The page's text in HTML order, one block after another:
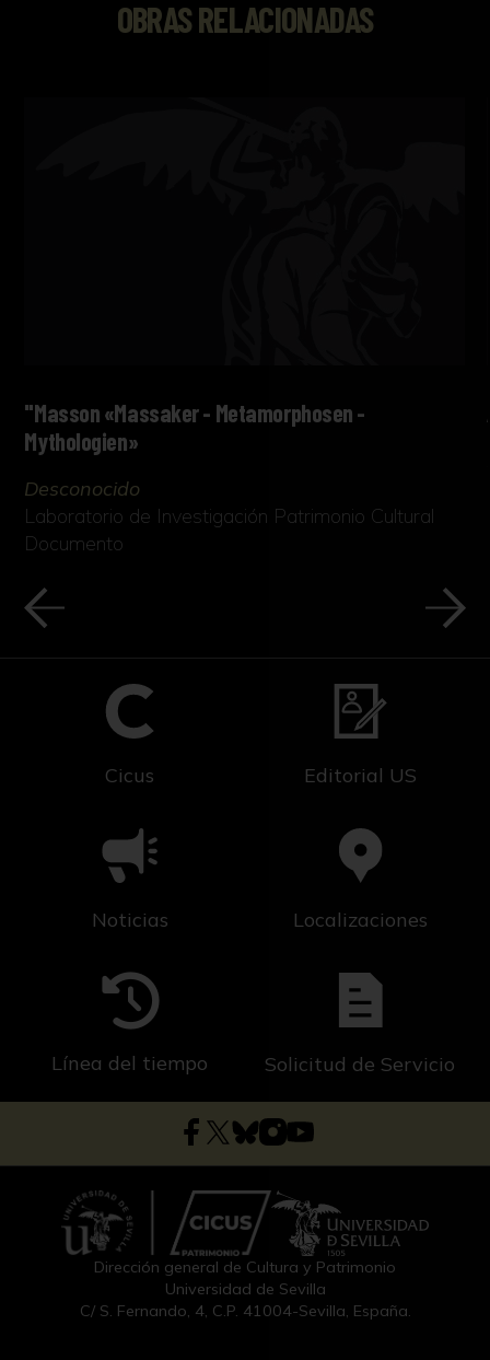
OBRAS RELACIONADAS
"Masson «Massaker - Metamorphosen -
Mythologien»
Desconocido
Laboratorio de Investigación Patrimonio Cultural
Documento
Cicus Editorial US
Noticias Localizaciones
Línea del tiempo Solicitud de Servicio
Dirección general de Cultura y Patrimonio
Universidad de Sevilla
C/ S. Fernando, 4, C.P. 41004-Sevilla, España.